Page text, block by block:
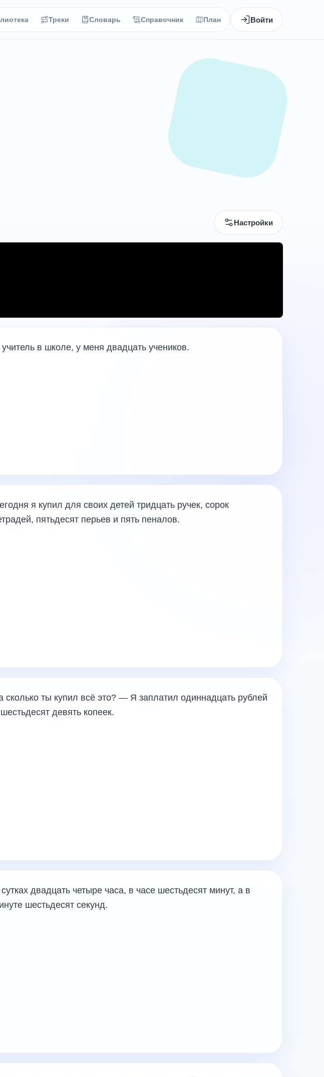
Треки Словарь Справочник План Войти
Настройки
в школе, у меня двадцать учеников.
я купил для своих детей тридцать ручек, сорок
пятьдесят перьев и пять пеналов.
сколько ты купил всё это? — Я заплатил одиннадцать рублей
девять копеек.
двадцать четыре часа, в часе шестьдесят минут, а в
шестьдесят секунд.